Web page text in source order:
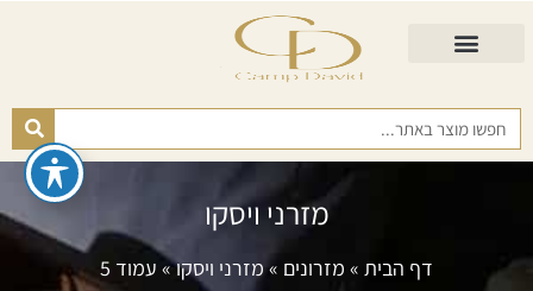
מזרני ויסקו
דף הבית » מזרונים »מזרני ויסקו» עמוד 5